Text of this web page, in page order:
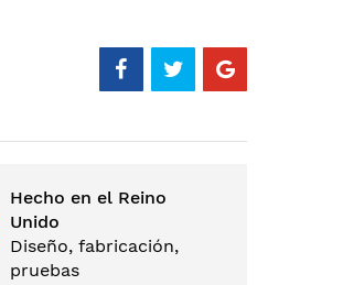
Hecho en el Reino
Unido
Diseño, fabricación,
pruebas